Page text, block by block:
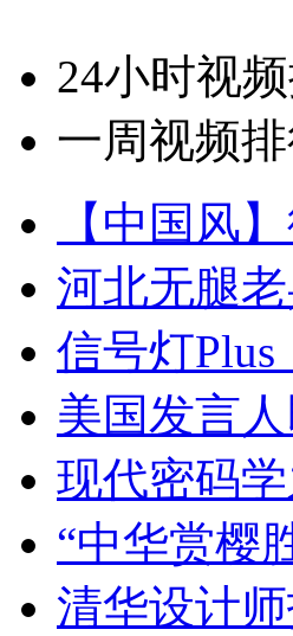
24小时视
一周视频
【中国风
河北无腿
信号灯
美国发言
现代密码
“中华赏樱
清华设计